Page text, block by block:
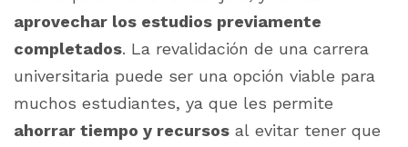
aprovechar los estudios previamente
completados. La revalidación de una carrera
universitaria puede ser una opción viable para
muchos estudiantes, ya que les permite
ahorrar tiempo y recursos al evitar tener que